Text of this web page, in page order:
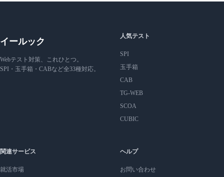
イールック
Webテスト対策、これひとつ。
SPI・玉手箱・CABなど全33種対応。
人気テスト
SPI
玉手箱
CAB
TG-WEB
SCOA
CUBIC
関連サービス
就活市場
ヘルプ
お問い合わせ